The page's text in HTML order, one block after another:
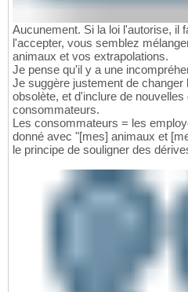
Aucunement. Si la loi l'autorise, il
l'accepter, vous semblez
animaux et vos extrapolations.
Je pense qu'il y a une
Je suggère justement de changer
obsolète, et d'inclure de
consommateurs.
Les consommateurs = les
donné avec "[mes] animaux et
le principe de souligner des